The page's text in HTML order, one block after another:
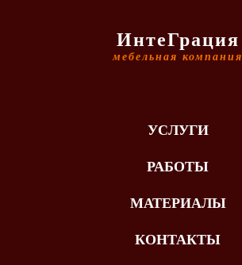
ИнтеГрация
мебельная компания
УСЛУГИ
РАБОТЫ
МАТЕРИАЛЫ
КОНТАКТЫ